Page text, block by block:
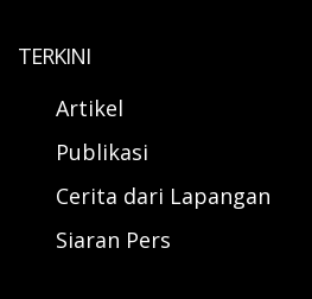
TERKINI
Artikel
Publikasi
Cerita dari Lapangan
Siaran Pers